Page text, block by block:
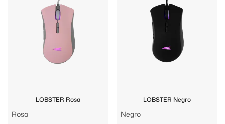
LOBSTER Rosa
Rosa
LOBSTER Negro
Negro